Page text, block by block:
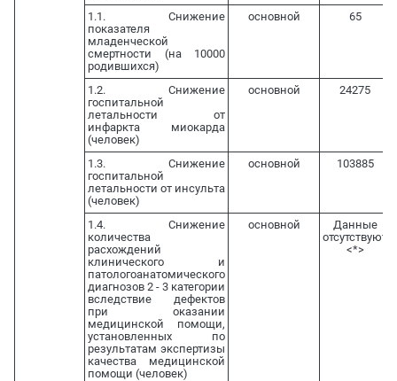
1.1. Снижение
показателя
младенческой
смертности (на 10000
родившихся)
основной 65
1.2. Снижение
госпитальной
летальности от
инфаркта миокарда
(человек)
основной 24275
1.3. Снижение
госпитальной
летальности от инсульта
(человек)
основной 103885
1.4. Снижение
количества
расхождений
клинического и
патологоанатомического
диагнозов 2 - 3 категории
вследствие дефектов
при оказании
медицинской помощи,
установленных по
результатам экспертизы
качества медицинской
помощи (человек)
основной
Данные
отсутствуют
<*>